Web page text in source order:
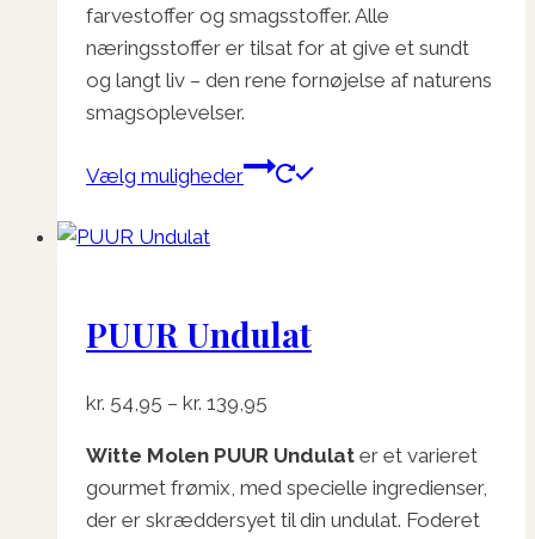
farvestoffer og smagsstoffer. Alle
næringsstoffer er tilsat for at give et sundt
og langt liv – den rene fornøjelse af naturens
smagsoplevelser.
Vælg muligheder
Dette
varesiden
PUUR Undulat
kr. 54,95 – kr. 139,95
til
kr. 139,95
Witte Molen PUUR Undulat er et varieret
gourmet frømix, med specielle ingredienser,
der er skræddersyet til din undulat. Foderet